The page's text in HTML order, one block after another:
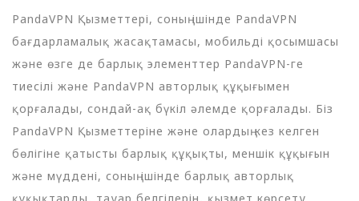
PandaVPN Қызметтері, соның ішінде PandaVPN
бағдарламалық жасақтамасы, мобильді қосымшасы
және өзге де барлық элементтер PandaVPN-ге
тиесілі және PandaVPN авторлық құқығымен
қорғалады, сондай-ақ бүкіл әлемде қорғалады. Біз
PandaVPN Қызметтеріне және олардың кез келген
бөлігіне қатысты барлық құқықты, меншік құқығын
және мүддені, соның ішінде барлық авторлық
құқықтарды, тауар белгілерін, қызмет көрсету